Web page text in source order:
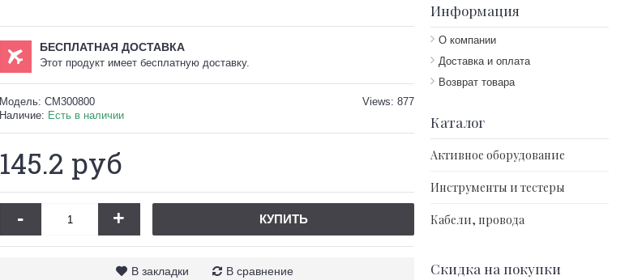
Информация
О компании
Доставка и оплата
Возврат товара
Каталог
Активное оборудование
Инструменты и тестеры
Кабели, провода
Скидка на покупки
БЕСПЛАТНАЯ ДОСТАВКА
Этот продукт имеет бесплатную доставку.
Views: 877
Модель: CM300800
Наличие: Есть в наличии
145.2 руб
- + КУПИТЬ
В закладки В сравнение